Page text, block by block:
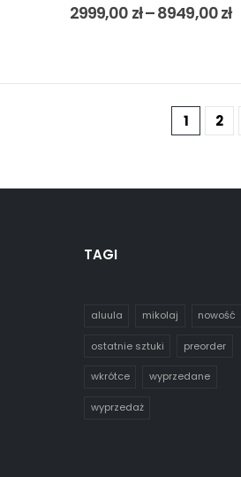
2999,00 zł–8949,00zł
1 2
TAGI
aluula mikolaj nowość
ostatnie sztuki preorder
wkrótce wyprzedane
wyprzedaż